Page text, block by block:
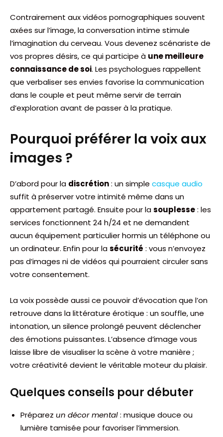
Contrairement aux vidéos pornographiques souvent
axées sur l’image, la conversation intime stimule
l’imagination du cerveau. Vous devenez scénariste de
vos propres désirs, ce qui participe à une meilleure
connaissance de soi. Les psychologues rappellent
que verbaliser ses envies favorise la communication
dans le couple et peut même servir de terrain
d’exploration avant de passer à la pratique.
Pourquoi préférer la voix aux
images ?
D’abord pour la discrétion: un simple casque audio
suffit à préserver votre intimité même dans un
appartement partagé. Ensuite pour lasouplesse: les
services fonctionnent 24 h/24 et ne demandent
aucun équipement particulier hormis un téléphone ou
un ordinateur. Enfin pour lasécurité : vous n’envoyez
pas d’images ni de vidéos qui pourraient circuler sans
votre consentement.
La voix possède aussi ce pouvoir d’évocation que l’on
retrouve dans la littérature érotique : un souffle, une
intonation, un silence prolongé peuvent déclencher
des émotions puissantes. L’absence d’image vous
laisse libre de visualiser la scène à votre manière ;
votre créativité devient le véritable moteur du plaisir.
Quelques conseils pour débuter
Préparez un décor mental: musique douce ou
lumière tamisée pour favoriser l’immersion.